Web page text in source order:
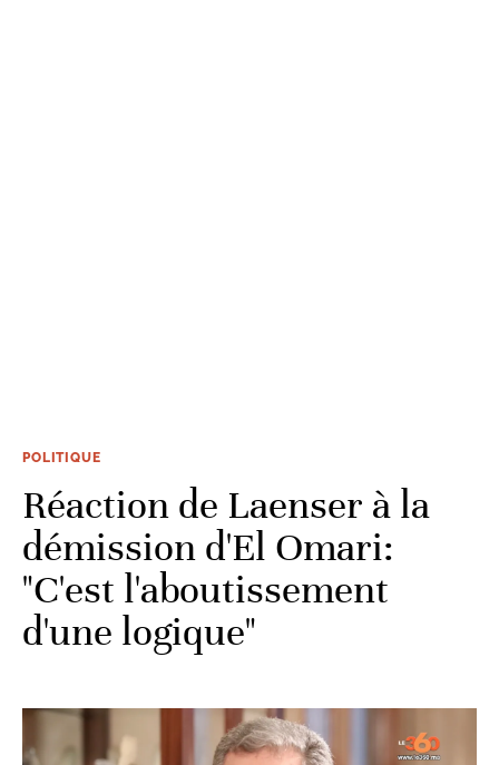
POLITIQUE
Réaction de Laenser à la
démission d'El Omari:
"C'est l'aboutissement
d'une logique"